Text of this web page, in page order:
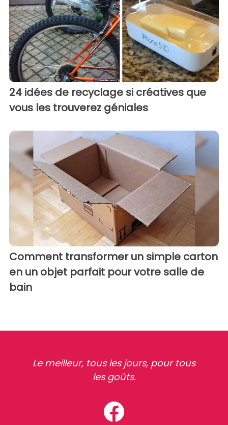
24 idées de recyclage si créatives que
vous les trouverez géniales
Comment transformer un simple carton
en un objet parfait pour votre salle de
bain
Le meilleur, tous les jours, pour tous
les goûts.